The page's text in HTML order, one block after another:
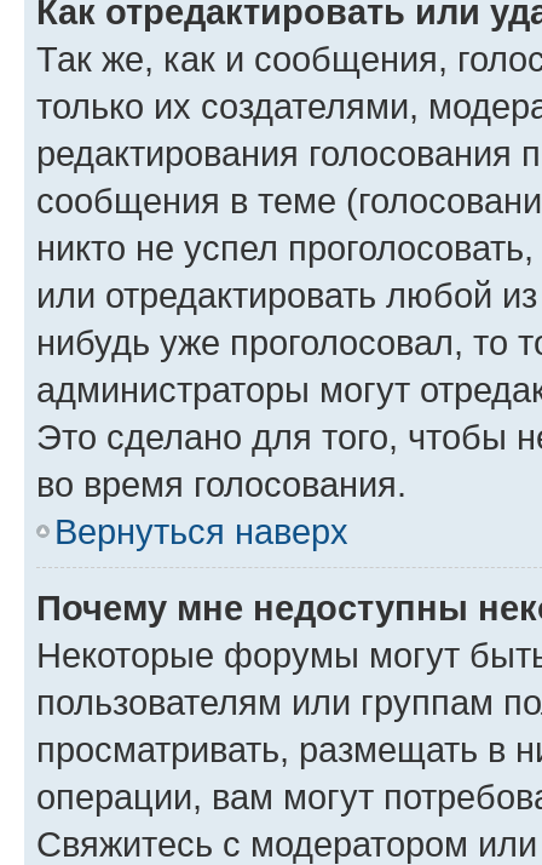
Как отредактировать или
Так же, как и сообщения,
только их создателями,
редактирования голосования
сообщения в теме
никто не успел
или отредактировать любой
нибудь уже проголосовал, то
администраторы могут
Это сделано для того, чтобы
во время голосования.
Вернуться наверх
Почему мне недоступны
Некоторые форумы могут
пользователям или группам
просматривать, размещать в
операции, вам могут
Свяжитесь с модератором